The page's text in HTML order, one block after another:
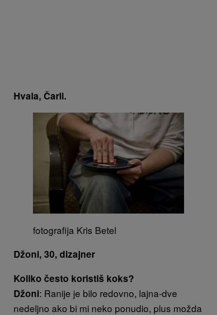
Hvala, Čarli.
fotografija Kris Betel
Džoni, 30, dizajner
Koliko često koristiš koks?
Džoni: Ranije je bilo redovno, lajna-dve
nedeljno ako bi mi neko ponudio, plus možda